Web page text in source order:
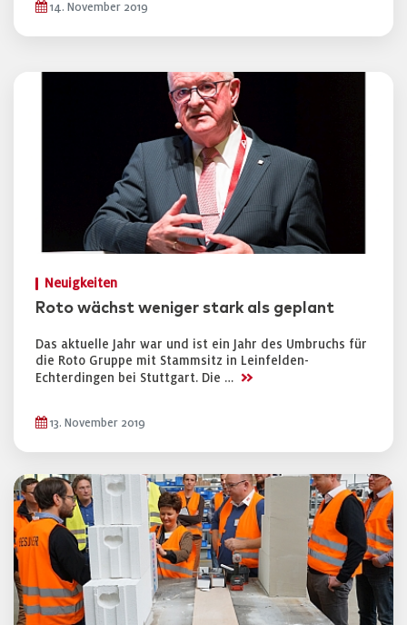
14. November 2019
Neuigkeiten
Roto wächst weniger stark als geplant
Das aktuelle Jahr war und ist ein Jahr des Umbruchs für
die Roto Gruppe mit Stammsitz in Leinfelden-
Echterdingen bei Stuttgart. Die … >>
13. November 2019